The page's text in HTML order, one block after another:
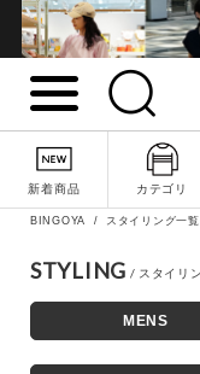
新着商品 カテゴリ
キーワード
BINGOYA スタイリング一覧
STYLING
MENS